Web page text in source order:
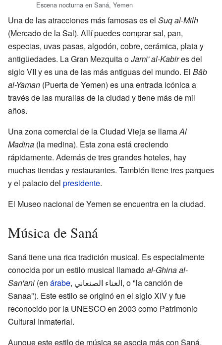
Escena nocturna en Saná, Yemen
Una de las atracciones más famosas es el Suq al-Milh
(Mercado de la Sal). Allí puedes comprar sal, pan,
especias, uvas pasas, algodón, cobre, cerámica, plata y
antigüedades. La Gran Mezquita oJami' al-Kabires del
siglo VII y es una de las más antiguas del mundo. El Bāb
al-Yaman (Puerta de Yemen) es una entrada icónica a
través de las murallas de la ciudad y tiene más de mil
años.
Una zona comercial de la Ciudad Vieja se llamaAl
Madina (la medina). Esta zona está creciendo
rápidamente. Además de tres grandes hoteles, hay
muchas tiendas y restaurantes. También tiene tres parques
y el palacio del presidente.
El Museo nacional de Yemen se encuentra en la ciudad.
Música de Saná
Saná tiene una rica tradición musical. Es especialmente
conocida por un estilo musical llamadoal-Ghina al-
San'ani (en árabe, الغناء الصنعاني‎, o "la canción de
Sanaa"). Este estilo se originó en el siglo XIV y fue
reconocido por la UNESCO en 2003 como Patrimonio
Cultural Inmaterial.
Aunque este estilo de música se asocia más con Saná,